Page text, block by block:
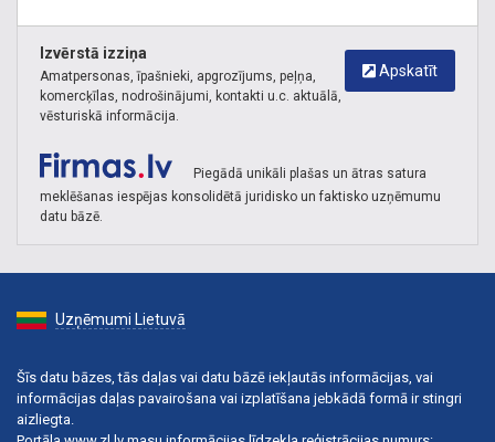
Apskatīt
Izvērstā izziņa
Amatpersonas, īpašnieki, apgrozījums, peļņa,
komercķīlas, nodrošinājumi, kontakti u.c. aktuālā,
vēsturiskā informācija.
Piegādā unikāli plašas un ātras satura
meklēšanas iespējas konsolidētā juridisko un faktisko uzņēmumu
datu bāzē.
Uzņēmumi Lietuvā
Šīs datu bāzes, tās daļas vai datu bāzē iekļautās informācijas, vai
informācijas daļas pavairošana vai izplatīšana jebkādā formā ir stingri
aizliegta.